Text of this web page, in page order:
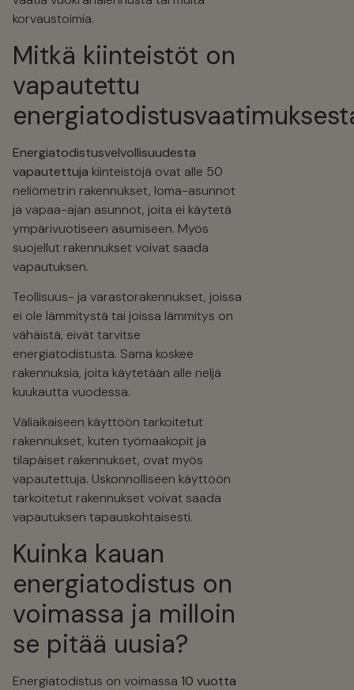
korvaustoimia.
Mitkä kiinteistöt on
vapautettu
Energiatodistusvelvollisuudesta
vapautettuja kiinteistöjä ovat alle 50
neliömetrin rakennukset, loma-asunnot
ja vapaa-ajan asunnot, joita ei käytetä
ympärivuotiseen asumiseen. Myös
suojellut rakennukset voivat saada
vapautuksen.
Teollisuus- ja varastorakennukset, joissa
ei ole lämmitystä tai joissa lämmitys on
vähäistä, eivät tarvitse
energiatodistusta. Sama koskee
rakennuksia, joita käytetään alle neljä
kuukautta vuodessa.
Väliaikaiseen käyttöön tarkoitetut
rakennukset, kuten työmaakopit ja
tilapäiset rakennukset, ovat myös
vapautettuja. Uskonnolliseen käyttöön
tarkoitetut rakennukset voivat saada
vapautuksen tapauskohtaisesti.
Kuinka kauan
energiatodistus on
voimassa ja milloin
se pitää uusia?
Energiatodistus on voimassa 10 vuotta